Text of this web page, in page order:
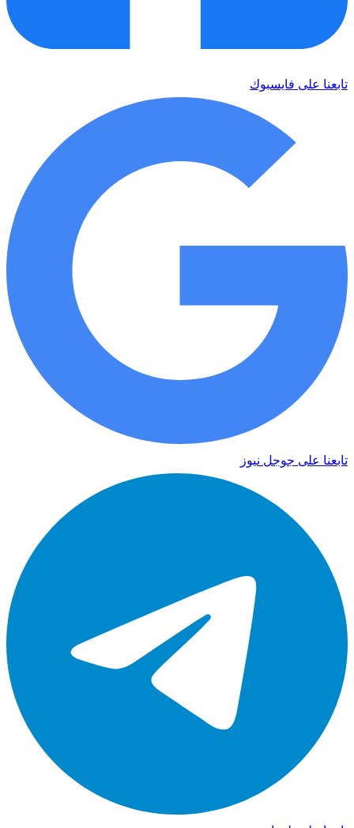
تابعنا على فايسبوك
تابعنا على جوجل نيوز